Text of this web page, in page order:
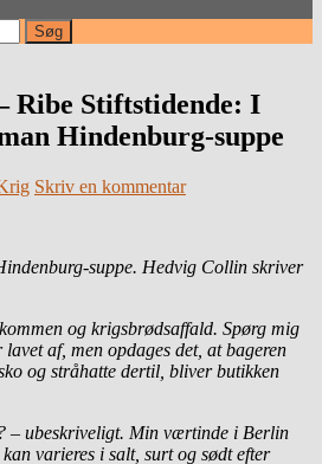
Ribe Stiftstidende: I
Hindenburg-suppe
Skriv en kommentar
suppe. Hedvig Collin skriver
og krigsbrødsaffald. Spørg mig
af, men opdages det, at bageren
og stråhatte dertil, bliver butikken
– ubeskriveligt. Min værtinde i Berlin
varieres i salt, surt og sødt efter